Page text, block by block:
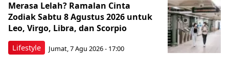
Lifestyle
Merasa Lelah? Ramalan Cinta
Zodiak Sabtu 8 Agustus 2026 untuk
Leo, Virgo, Libra, dan Scorpio
Jumat, 7 Agu 2026 - 17:00